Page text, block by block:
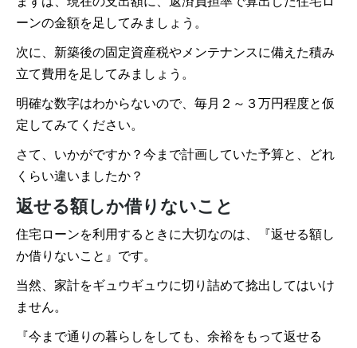
ーンの金額を足してみましょう。
次に、新築後の固定資産税やメンテナンスに備えた積み
立て費用を足してみましょう。
明確な数字はわからないので、毎月２～３万円程度と仮
定してみてください。
さて、いかがですか？今まで計画していた予算と、どれ
くらい違いましたか？
返せる額しか借りないこと
住宅ローンを利用するときに大切なのは、『返せる額し
か借りないこと』です。
当然、家計をギュウギュウに切り詰めて捻出してはいけ
ません。
『今まで通りの暮らしをしても、余裕をもって返せる